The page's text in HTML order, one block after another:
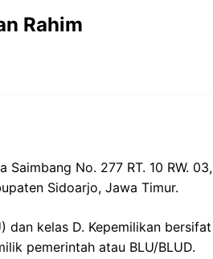
Rahim
Saimbang No. 277 RT. 10 RW. 03,
Sidoarjo, Jawa Timur.
dan kelas D. Kepemilikan bersifat
pemerintah atau BLU/BLUD.